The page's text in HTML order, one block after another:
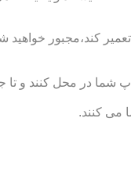
کند،مجبور
در محل کنند و تا
می کنند.